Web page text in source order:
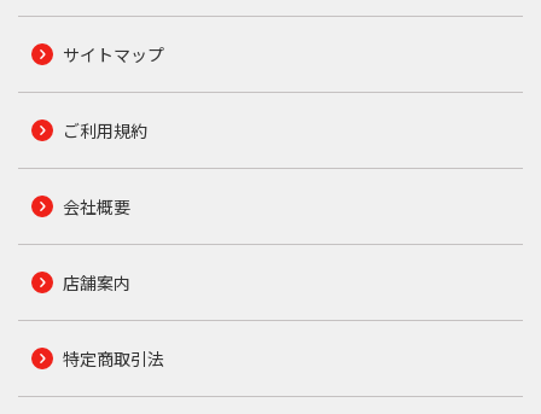
サイトマップ
ご利用規約
会社概要
店舗案内
特定商取引法